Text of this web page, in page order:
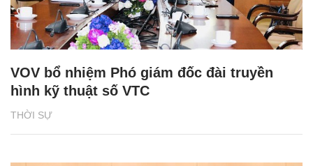
THỜI SỰ
VOV bổ nhiệm Phó giám đốc đài truyền
hình kỹ thuật số VTC